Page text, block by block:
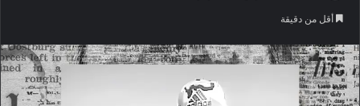
أقل من دقيقة